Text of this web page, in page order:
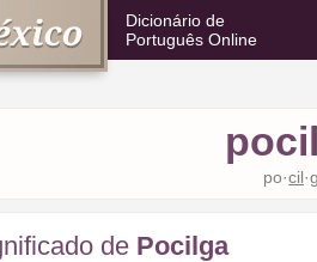
Dicionário de
Português Online
po·cil
de Pocilga